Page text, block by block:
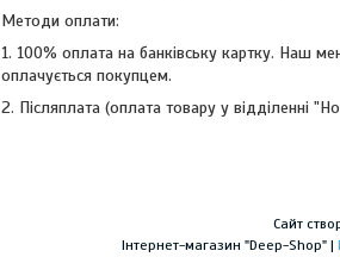
Методи оплати:
1. 100% оплата на банківську картку. Наш
оплачується покупцем.
2. Післяплата (оплата товару у відділенні
Сайт
Інтернет-магазин "Deep-Shop" |